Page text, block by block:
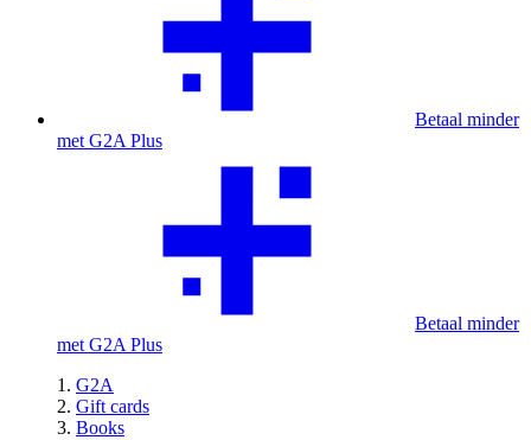
Betaal minder
met G2A Plus
Betaal minder
met G2A Plus
G2A
Gift cards
Books